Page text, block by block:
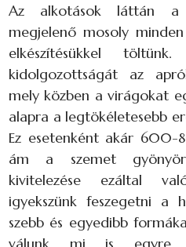
Az alkotások láttán a
megjelenő mosoly
elkészítésükkel
kidolgozottságát az
mely közben a virágokat
alapra a legtökéletesebb
Ez esetenként akár
ám a szemet
kivitelezése ezáltal
igyekszünk feszegetni a
szebb és egyedibb